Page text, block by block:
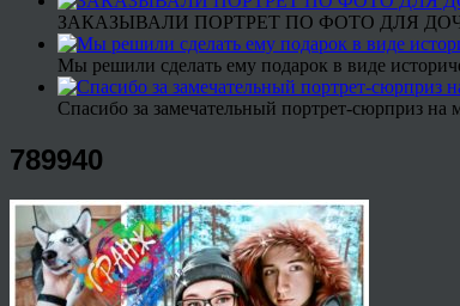
ЗАКАЗЫВАЛИ ПОРТРЕТ ПО ФОТО ДЛЯ
Мы решили сделать ему подарок в виде
Спасибо за замечательный портрет-сюрприз на
789940